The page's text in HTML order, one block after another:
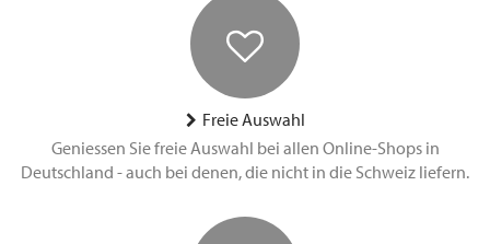
Freie Auswahl
Geniessen Sie freie Auswahl bei allen Online-Shops in
Deutschland - auch bei denen, die nicht in die Schweiz liefern.